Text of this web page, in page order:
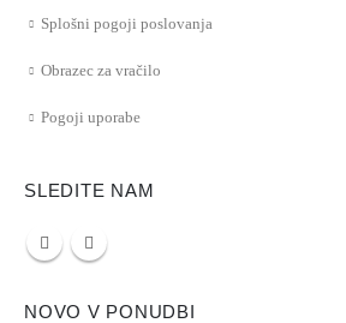
Splošni pogoji poslovanja
Obrazec za vračilo
Pogoji uporabe
SLEDITE NAM
NOVO V PONUDBI